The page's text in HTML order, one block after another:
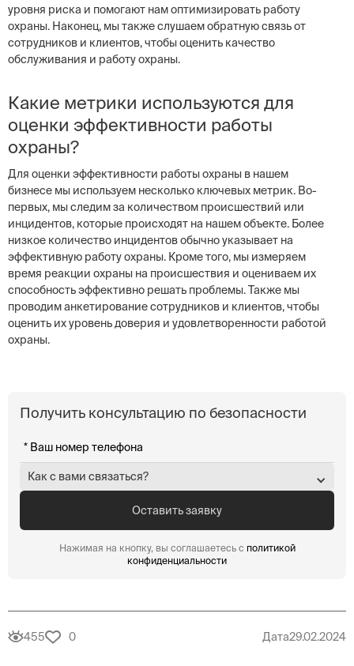
уровня риска и помогают нам оптимизировать работу
охраны. Наконец, мы также слушаем обратную связь от
сотрудников и клиентов, чтобы оценить качество
обслуживания и работу охраны.
Какие метрики используются для
оценки эффективности работы
охраны?
Для оценки эффективности работы охраны в нашем
бизнесе мы используем несколько ключевых метрик. Во-
первых, мы следим за количеством происшествий или
инцидентов, которые происходят на нашем объекте. Более
низкое количество инцидентов обычно указывает на
эффективную работу охраны. Кроме того, мы измеряем
время реакции охраны на происшествия и оцениваем их
способность эффективно решать проблемы. Также мы
проводим анкетирование сотрудников и клиентов, чтобы
оценить их уровень доверия и удовлетворенности работой
охраны.
Получить консультацию по безопасности
Как с вами связаться?
Нажимая на кнопку, вы соглашаетесь с политикой
конфиденциальности
455 0 Дата29.02.2024